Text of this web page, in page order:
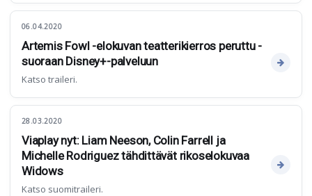
06.04.2020
Artemis Fowl -elokuvan teatterikierros peruttu -
suoraan Disney+-palveluun
Katso traileri.
28.03.2020
Viaplay nyt: Liam Neeson, Colin Farrell ja
Michelle Rodriguez tähdittävät rikoselokuvaa
Widows
Katso suomitraileri.